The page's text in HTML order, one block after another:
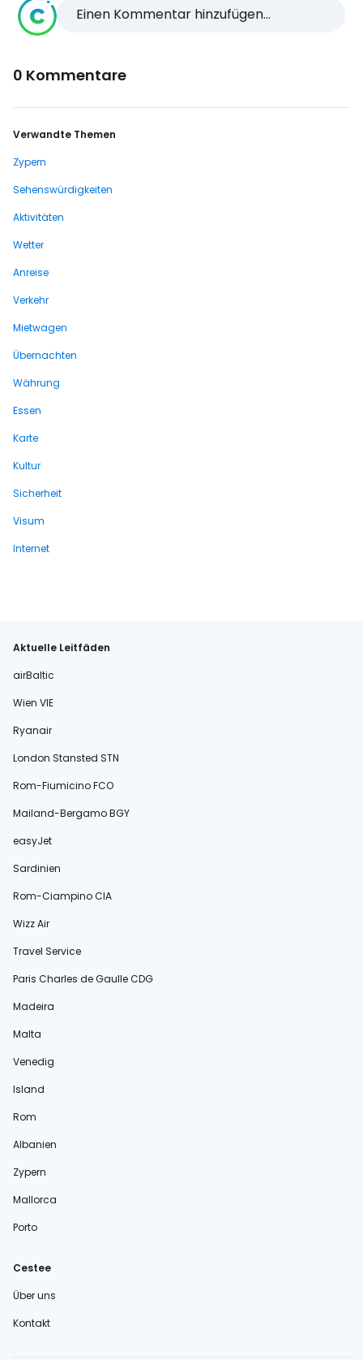
Einen Kommentar hinzufügen...
0 Kommentare
Verwandte Themen
Zypern
Sehenswürdigkeiten
Aktivitäten
Wetter
Anreise
Verkehr
Mietwagen
Übernachten
Währung
Essen
Karte
Kultur
Sicherheit
Visum
Internet
Aktuelle Leitfäden
airBaltic
Wien VIE
Ryanair
London Stansted STN
Rom-Fiumicino FCO
Mailand-Bergamo BGY
easyJet
Sardinien
Rom-Ciampino CIA
Wizz Air
Travel Service
Paris Charles de Gaulle CDG
Madeira
Malta
Venedig
Island
Rom
Albanien
Zypern
Mallorca
Porto
Cestee
Über uns
Kontakt